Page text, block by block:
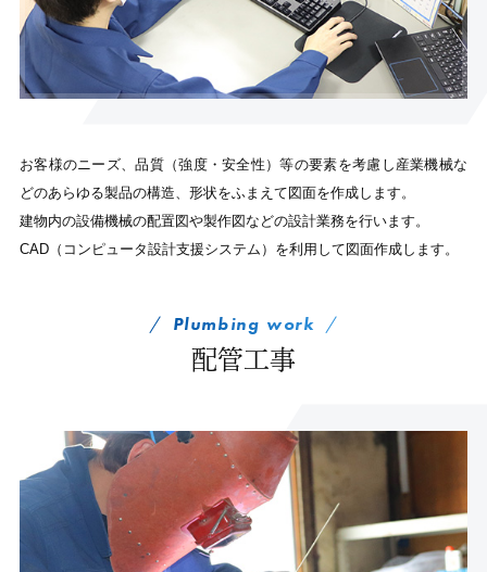
お客様のニーズ、品質（強度・安全性）等の要素を考慮し産業機械な
どのあらゆる製品の構造、形状をふまえて図面を作成します。
建物内の設備機械の配置図や製作図などの設計業務を行います。
CAD（コンピュータ設計支援システム）を利用して図面作成します。
Plumbing work
配管工事